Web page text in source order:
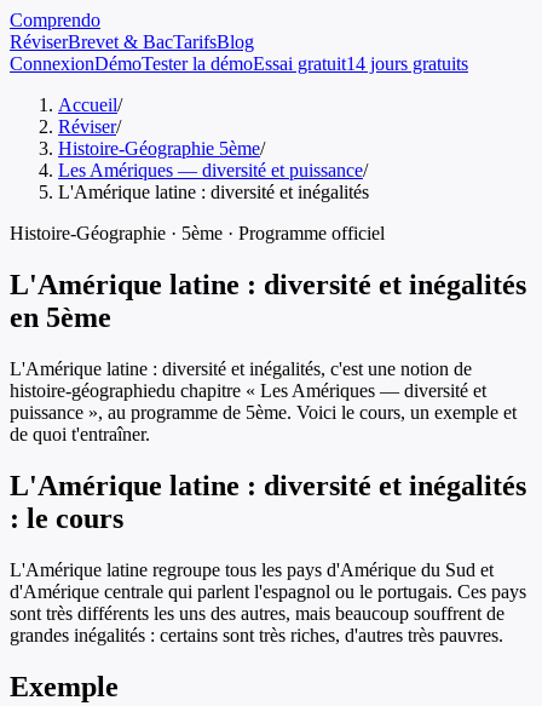
Comprendo
RéviserBrevet & BacTarifsBlog
ConnexionDémoTester la démoEssai gratuit14 jours gratuits
Accueil/
Réviser/
Histoire-Géographie 5ème/
Les Amériques — diversité et puissance/
L'Amérique latine : diversité et inégalités
Histoire-Géographie · 5ème · Programme officiel
L'Amérique latine : diversité et inégalités
en 5ème
L'Amérique latine : diversité et inégalités, c'est une notion de
histoire-géographiedu chapitre « Les Amériques — diversité et
puissance », au programme de 5ème. Voici le cours, un exemple et
de quoi t'entraîner.
L'Amérique latine : diversité et inégalités
: le cours
L'Amérique latine regroupe tous les pays d'Amérique du Sud et
d'Amérique centrale qui parlent l'espagnol ou le portugais. Ces pays
sont très différents les uns des autres, mais beaucoup souffrent de
grandes inégalités : certains sont très riches, d'autres très pauvres.
Exemple